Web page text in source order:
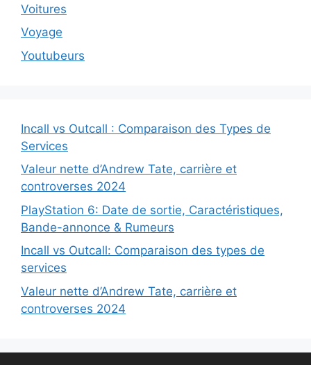
Voitures
Voyage
Youtubeurs
Incall vs Outcall : Comparaison des Types de
Services
Valeur nette d’Andrew Tate, carrière et
controverses 2024
PlayStation 6: Date de sortie, Caractéristiques,
Bande-annonce & Rumeurs
Incall vs Outcall: Comparaison des types de
services
Valeur nette d’Andrew Tate, carrière et
controverses 2024